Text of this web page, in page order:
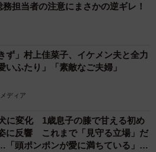
担当者の注意にまさかの逆ギレ！
ず」村上佳菜子、イケメン夫と全力
いふたり」「素敵なご夫婦」
ディア
に変化 1歳息子の膝で甘える初め
に反響 これまで「見守る立場」だ
「頭ポンポンが愛に満ちている」